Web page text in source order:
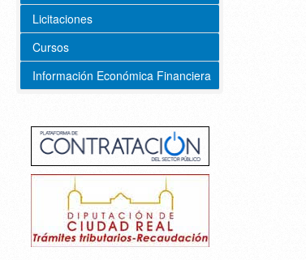
Licitaciones
Cursos
Información Económica Financiera